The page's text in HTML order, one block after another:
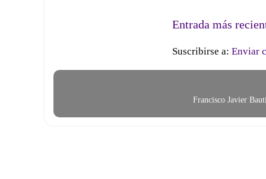
Entrada más
Suscribirse a: Enviar
Francisco Javier